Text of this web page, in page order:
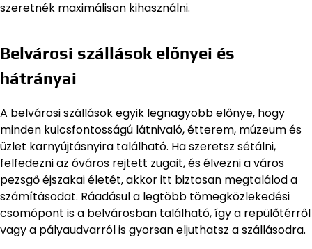
szeretnék maximálisan kihasználni.
Belvárosi szállások előnyei és
hátrányai
A belvárosi szállások egyik legnagyobb előnye, hogy
minden kulcsfontosságú látnivaló, étterem, múzeum és
üzlet karnyújtásnyira található. Ha szeretsz sétálni,
felfedezni az óváros rejtett zugait, és élvezni a város
pezsgő éjszakai életét, akkor itt biztosan megtalálod a
számításodat. Ráadásul a legtöbb tömegközlekedési
csomópont is a belvárosban található, így a repülőtérről
vagy a pályaudvarról is gyorsan eljuthatsz a szállásodra.